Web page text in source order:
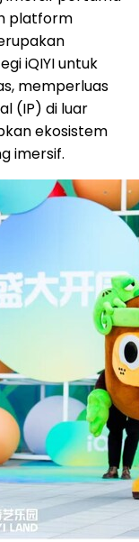
platform
iQIYI untuk
memperluas
(IP) di luar
ekosistem
imersif.